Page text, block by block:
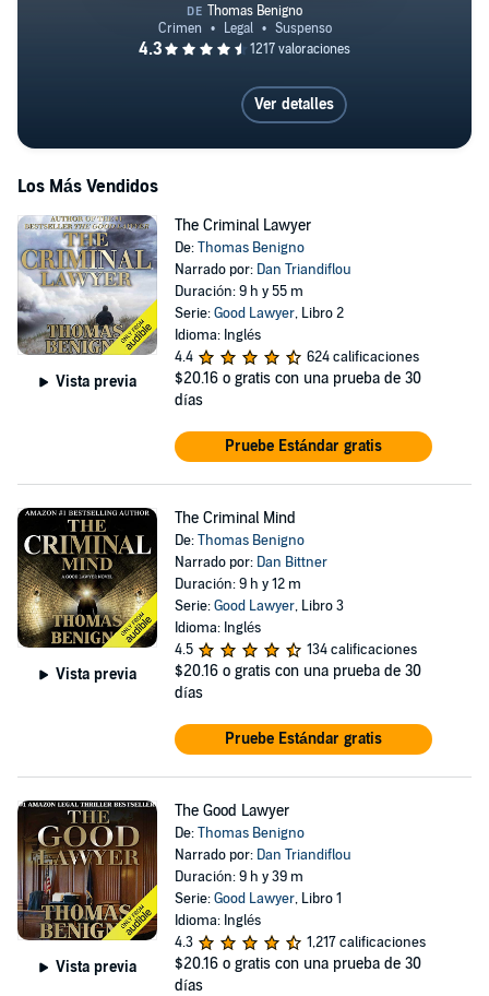
The Good Lawyer
Ver detalles
Los Más Vendidos
Vista previa
The Criminal Lawyer
De:Thomas Benigno
Narrado por: Dan Triandiflou
Duración: 9 h y 55 m
Serie:Good Lawyer, Libro 2
Idioma: Inglés
4.4
624 calificaciones
$20.16 o gratis con una prueba de 30
días
Pruebe Estándar gratis
Vista previa
The Criminal Mind
De:Thomas Benigno
Narrado por: Dan Bittner
Duración: 9 h y 12 m
Serie:Good Lawyer, Libro 3
Idioma: Inglés
4.5
134 calificaciones
$20.16 o gratis con una prueba de 30
días
Pruebe Estándar gratis
Vista previa
The Good Lawyer
De:Thomas Benigno
Narrado por: Dan Triandiflou
Duración: 9 h y 39 m
Serie:Good Lawyer, Libro 1
Idioma: Inglés
4.3
1,217 calificaciones
$20.16 o gratis con una prueba de 30
días